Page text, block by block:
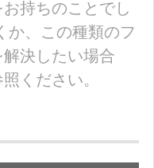
持ちのことでし
か、この種類のフ
決したい場合
ください。